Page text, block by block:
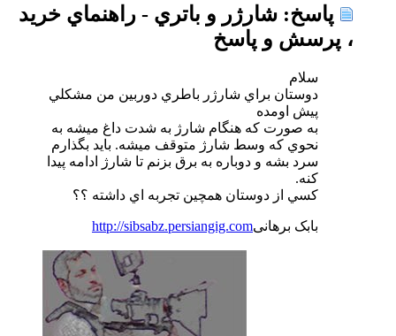
پاسخ: شارژر و باتري - راهنماي خريد
، پرسش و پاسخ
سلام
دوستان براي شارژر باطري دوربين من مشكلي
پيش اومده
به صورت كه هنگام شارژ به شدت داغ ميشه به
نحوي كه وسط شارژ متوقف ميشه. بايد بگذارم
سرد بشه و دوباره به برق بزنم تا شارژ ادامه پيدا
كنه.
كسي از دوستان همچين تجربه اي داشته ؟؟
بابک برهانیhttp://sibsabz.persiangig.com